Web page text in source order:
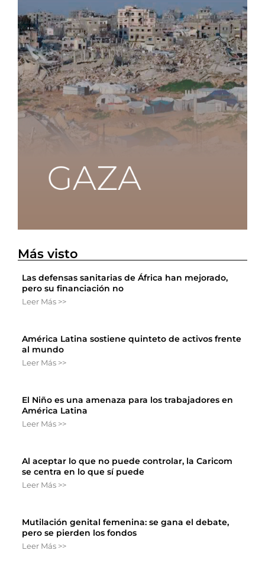
Más visto
Las defensas sanitarias de África han mejorado,
pero su financiación no
Leer Más >>
América Latina sostiene quinteto de activos frente
al mundo
Leer Más >>
El Niño es una amenaza para los trabajadores en
América Latina
Leer Más >>
Al aceptar lo que no puede controlar, la Caricom
se centra en lo que sí puede
Leer Más >>
Mutilación genital femenina: se gana el debate,
pero se pierden los fondos
Leer Más >>